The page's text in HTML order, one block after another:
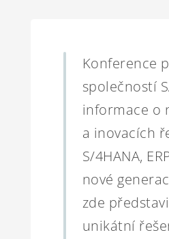
Konference
společností
informace o
a inovacích
S/4HANA,
nové
zde
unikátní